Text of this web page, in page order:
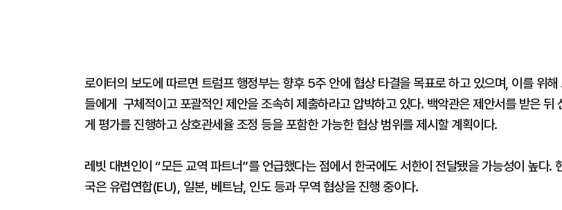
로이터의 보도에 따르면 트럼프 행정부는 향후 5주 안에 협상 타결을 목표로 하고 있으며, 이를 위해
들에게 구체적이고 포괄적인 제안을 조속히 제출하라고 압박하고 있다. 백악관은 제안서를 받은 뒤
게 평가를 진행하고 상호관세율 조정 등을 포함한 가능한 협상 범위를 제시할 계획이다.
레빗 대변인이 “모든 교역 파트너”를 언급했다는 점에서 한국에도 서한이 전달됐을 가능성이 높다.
국은 유럽연합(EU), 일본, 베트남, 인도 등과 무역 협상을 진행 중이다.